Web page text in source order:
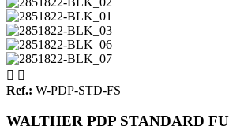
 
Ref.: W-PDP-STD-FS
WALTHER PDP STANDARD